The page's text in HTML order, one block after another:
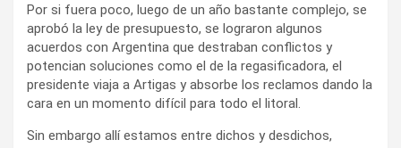
Por si fuera poco, luego de un año bastante complejo, se
aprobó la ley de presupuesto, se lograron algunos
acuerdos con Argentina que destraban conflictos y
potencian soluciones como el de la regasificadora, el
presidente viaja a Artigas y absorbe los reclamos dando la
cara en un momento difícil para todo el litoral.
Sin embargo allí estamos entre dichos y desdichos,